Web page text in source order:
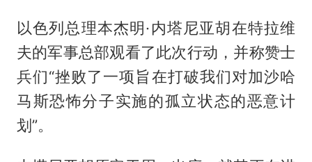
以色列总理本杰明·内塔尼亚胡在特拉维
夫的军事总部观看了此次行动，并称赞士
兵们“挫败了一项旨在打破我们对加沙哈
马斯恐怖分子实施的孤立状态的恶意计
划”。